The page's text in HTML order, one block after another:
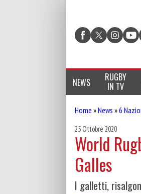
NEWS RUGBY
IN TV
Home »News »6
25 Ottobre 2020
World
Galles
I galletti,